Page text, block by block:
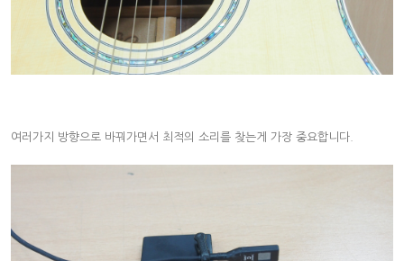
여러가지 방향으로 바꿔가면서 최적의 소리를 찾는게 가장 중요합니다.